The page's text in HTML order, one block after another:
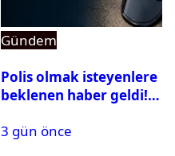
Gündem
Polis olmak isteyenlere
beklenen haber geldi!
3 gün önce